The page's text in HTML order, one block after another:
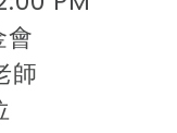
會
師